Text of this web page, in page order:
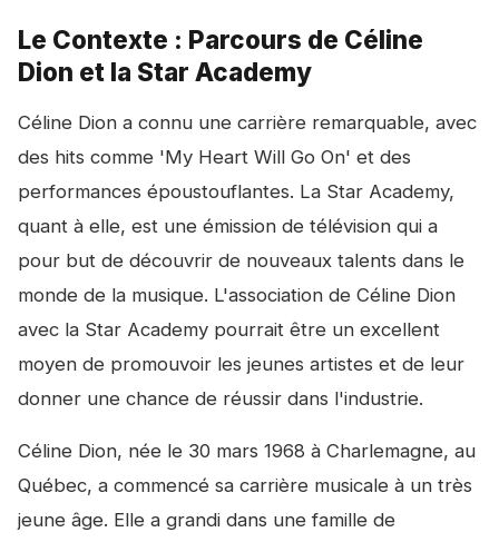
Le Contexte : Parcours de Céline
Dion et la Star Academy
Céline Dion a connu une carrière remarquable, avec
des hits comme 'My Heart Will Go On' et des
performances époustouflantes. La Star Academy,
quant à elle, est une émission de télévision qui a
pour but de découvrir de nouveaux talents dans le
monde de la musique. L'association de Céline Dion
avec la Star Academy pourrait être un excellent
moyen de promouvoir les jeunes artistes et de leur
donner une chance de réussir dans l'industrie.
Céline Dion, née le 30 mars 1968 à Charlemagne, au
Québec, a commencé sa carrière musicale à un très
jeune âge. Elle a grandi dans une famille de